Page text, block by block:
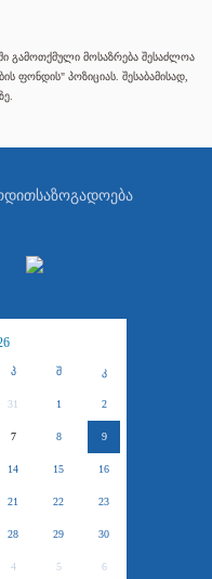
გამოთქმული მოსაზრება შესაძლოა
ფონდის" პოზიციას. შესაბამისად,
საზოგადოება
პ შ კ
31 1 2
7 8 9
14 15 16
21 22 23
28 29 30
4 5 6